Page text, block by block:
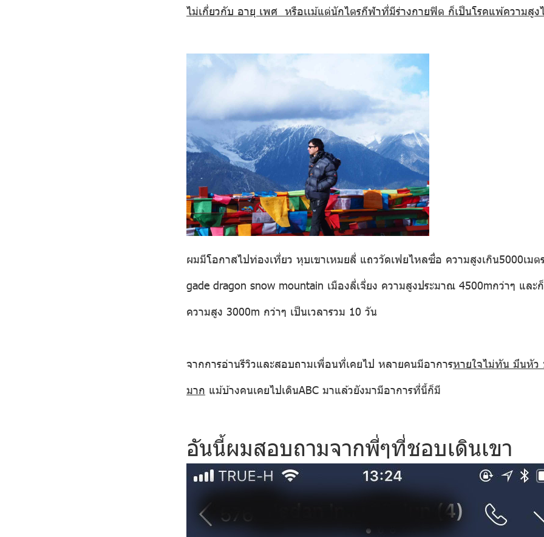
ไม่เกี่ยวกับ อายุ เพศ หรือเเม้แต่นักไตรกีฬาที่มีร่างกายฟิต ก็เป็นโรคแพ้ความสูง
ผมมีโอกาสไปท่องเที่ยว หุบเขาเหมยลี่ แถววัดเฟยไหลซื่อ ความสูงเกิน5000เม
gade dragon snow mountain เมืองลี่เจี่ยง ความสูงประมาณ 4500mกว่าๆ และ
ความสูง 3000m กว่าๆ เป็นเวลารวม 10 วัน
จากการอ่านรีวิวและสอบถามเพื่อนที่เคยไป หลายคนมีอาการหายใจไม่ทัน มึนหั
มาก แม้บ้างคนเคยไปเดินABC มาแล้วยังมามีอาการที่นี้ก็มี
อันนี้ผมสอบถามจากพี่ๆที่ชอบเดินเขา